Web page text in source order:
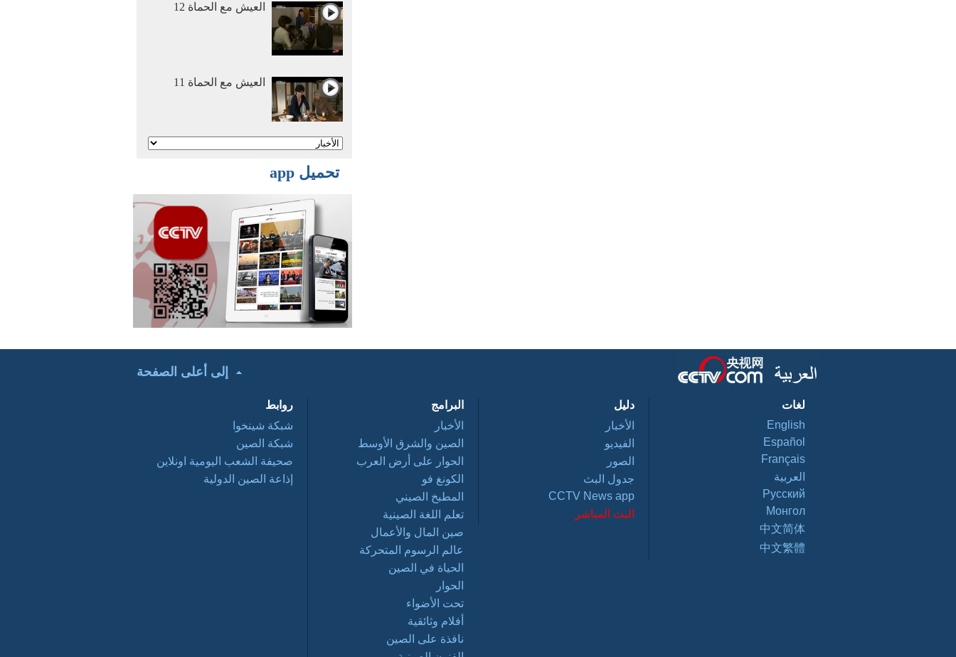
العيش مع الحماة 12
العيش مع الحماة 11
أنا وأمي نتزوج معا 1
أفلام وثائقية: عصر
الهجرة العظمي 2016
03 29
تحت الأضواء: التعاون
أفلام وثائقية: عبور
تحميل app
إلى أعلى الصفحة
لغات
English
Español
Français
العربية
Pусский
Монгол
中文简体
中文繁體
دليل
الأخبار
الفيديو
الصور
جدول البث
CCTV News app
البث المباشر
البرامج
الأخبار
الصين والشرق الأوسط
الحوار على أرض العرب
الكونغ فو
المطبخ الصيني
تعلم اللغة الصينية
صين المال والأعمال
عالم الرسوم المتحركة
الحياة في الصين
الحوار
تحت الأضواء
أفلام وثائقية
نافذة على الصين
روابط
شبكة شينخوا
شبكة الصين
صحيفة الشعب اليومية اونلاين
إذاعة الصين الدولية